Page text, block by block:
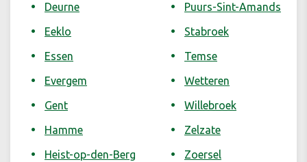
Deurne
Eeklo
Essen
Evergem
Gent
Hamme
Heist-op-den-Berg
Puurs-Sint-Amands
Stabroek
Temse
Wetteren
Willebroek
Zelzate
Zoersel